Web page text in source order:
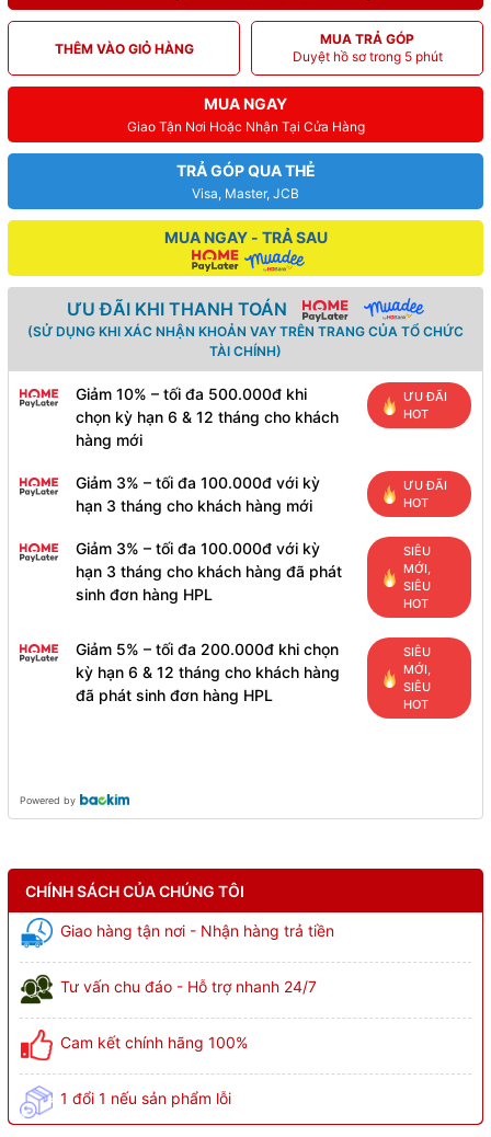
THÊM VÀO GIỎ HÀNG
MUA TRẢ GÓP
Duyệt hồ sơ trong 5 phút
MUA NGAY
Giao Tận Nơi Hoặc Nhận Tại Cửa Hàng
TRẢ GÓP QUA THẺ
Visa, Master, JCB
MUA NGAY - TRẢ SAU
ƯU ĐÃI KHI THANH TOÁN
(SỬ DỤNG KHI XÁC NHẬN KHOẢN VAY TRÊN TRANG CỦA TỔ CHỨC
TÀI CHÍNH)
Giảm 10% – tối đa 500.000đ khi
chọn kỳ hạn 6 & 12 tháng cho khách
hàng mới
ƯU ĐÃI
HOT
Giảm 3% – tối đa 100.000đ với kỳ
hạn 3 tháng cho khách hàng mới
ƯU ĐÃI
HOT
Giảm 3% – tối đa 100.000đ với kỳ
hạn 3 tháng cho khách hàng đã phát
sinh đơn hàng HPL
SIÊU
MỚI,
SIÊU
HOT
Giảm 5% – tối đa 200.000đ khi chọn
kỳ hạn 6 & 12 tháng cho khách hàng
đã phát sinh đơn hàng HPL
SIÊU
MỚI,
SIÊU
HOT
Powered by
CHÍNH SÁCH CỦA CHÚNG TÔI
Giao hàng tận nơi - Nhận hàng trả tiền
Tư vấn chu đáo - Hỗ trợ nhanh 24/7
Cam kết chính hãng 100%
1 đổi 1 nếu sản phẩm lỗi